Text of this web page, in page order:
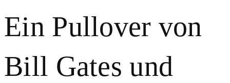
Ein Pullover von
Bill Gates und